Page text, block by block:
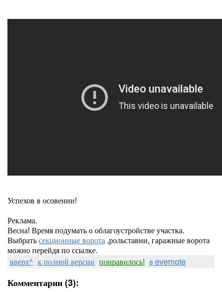
Успехов в осовении!
Реклама.
Весна! Время подумать о облагоустройстве участка.
Выбратьсекционные ворота ,рольставни, гаражные ворота
можно перейдя по ссылке.
вверх^ к полной версии понравилось! в evernote
Комментарии (3):